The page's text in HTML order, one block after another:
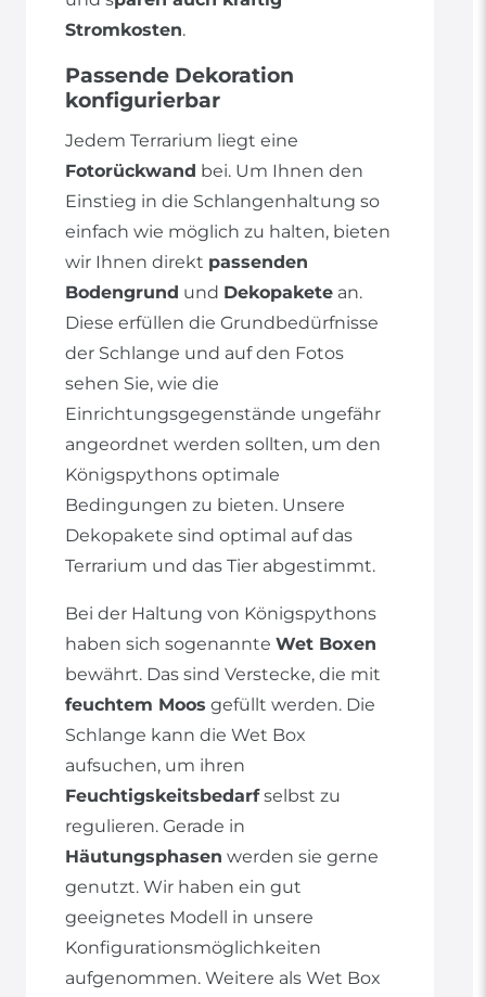
Stromkosten.
Passende Dekoration
konfigurierbar
Jedem Terrarium liegt eine
Fotorückwand bei. Um Ihnen den
Einstieg in die Schlangenhaltung so
einfach wie möglich zu halten, bieten
wir Ihnen direkt passenden
Bodengrund und Dekopakete an.
Diese erfüllen die Grundbedürfnisse
der Schlange und auf den Fotos
sehen Sie, wie die
Einrichtungsgegenstände ungefähr
angeordnet werden sollten, um den
Königspythons optimale
Bedingungen zu bieten. Unsere
Dekopakete sind optimal auf das
Terrarium und das Tier abgestimmt.
Bei der Haltung von Königspythons
haben sich sogenannte Wet Boxen
bewährt. Das sind Verstecke, die mit
feuchtem Moos gefüllt werden. Die
Schlange kann die Wet Box
aufsuchen, um ihren
Feuchtigskeitsbedarfselbst zu
regulieren. Gerade in
Häutungsphasen werden sie gerne
genutzt. Wir haben ein gut
geeignetes Modell in unsere
Konfigurationsmöglichkeiten
aufgenommen. Weitere als Wet Box